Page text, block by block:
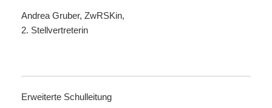
Andrea Gruber, ZwRSKin,
2. Stellvertreterin
Erweiterte Schulleitung